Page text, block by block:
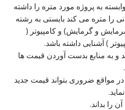
به پروژه مورد متره را داشته
را متره می کند بایستی به رشته
و گرمایش) و کامپیوتر (
) آشنایی داشته باشد.
و به منابع بدست آوردن قیمت ها
در مواقع ضروری بتواند قیمت جدید
را بداند.